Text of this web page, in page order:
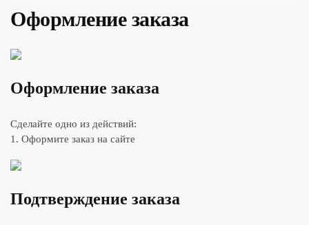
Оформление заказа
Оформление заказа
Сделайте одно из действий:
1. Оформите заказ на сайте
Подтверждение заказа